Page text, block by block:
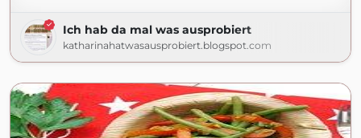
Ich hab da mal was ausprobiert
katharinahatwasausprobiert.blogspot.com